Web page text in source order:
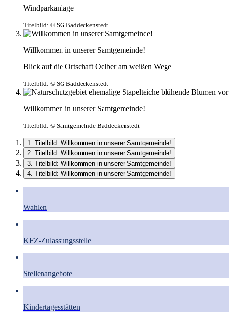
Windparkanlage
Titelbild: © SG Baddeckenstedt
Willkommen in unserer Samtgemeinde!
Blick auf die Ortschaft Oelber am weißen Wege
Titelbild: © SG Baddeckenstedt
Willkommen in unserer Samtgemeinde!
Titelbild: © Samtgemeinde Baddeckenstedt
1. Titelbild: Willkommen in unserer Samtgemeinde!
2. Titelbild: Willkommen in unserer Samtgemeinde!
3. Titelbild: Willkommen in unserer Samtgemeinde!
4. Titelbild: Willkommen in unserer Samtgemeinde!
Wahlen
KFZ-Zulassungsstelle
Stellenangebote
Kindertagesstätten